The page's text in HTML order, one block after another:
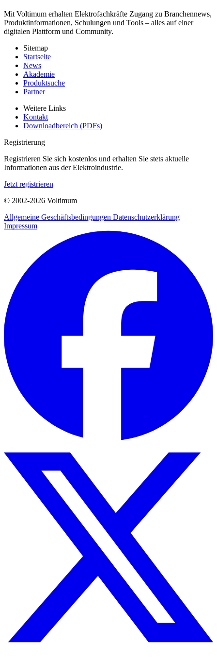
Mit Voltimum erhalten Elektrofachkräfte Zugang zu Branchennews,
Produktinformationen, Schulungen und Tools – alles auf einer
digitalen Plattform und Community.
Sitemap
Startseite
News
Akademie
Produktsuche
Partner
Weitere Links
Kontakt
Downloadbereich (PDFs)
Registrierung
Registrieren Sie sich kostenlos und erhalten Sie stets aktuelle
Informationen aus der Elektroindustrie.
Jetzt registrieren
© 2002-2026 Voltimum
Allgemeine Geschäftsbedingungen Datenschutzerklärung
Impressum